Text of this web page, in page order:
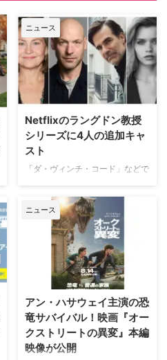
ニュース
Netflixのラングドン教授
シリーズに4人の追加キャ
スト
「ダ・ヴィンチ・コード」などで
セラー小説、ロバート・ラングド
ン教授シリーズ最新作「シークレ
ット・オブ・シークレッツ」のド
ラマ化をNetflixが進めていること
は、当サイトで以前お伝えした通
り。その追加キャストが明らかに
なった。米Deadlineが伝えてい
ード』出演者が参加 2000年の
「天使と悪魔」を皮切りに、
「ダ・ヴィンチ・コード」「ロス
ト・シンボル」「インフェルノ」
ニュース
アン・ハサウェイ主演の恐
竜サバイバル！映画『オー
クストリートの異変』本編
映像が公開